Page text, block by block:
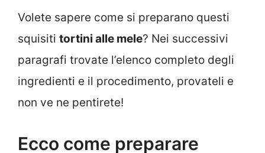
Volete sapere come si preparano questi
squisiti tortini alle mele? Nei successivi
paragrafi trovate l’elenco completo degli
ingredienti e il procedimento, provateli e
non ve ne pentirete!
Ecco come preparare